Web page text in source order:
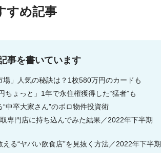
すめ記事
事を書いています
」人気の秘訣は？1枚580万円のカードも
ょっと」1年で永住権獲得した“猛者”も
中卒大家さん”のボロ物件投資術
専門店に持ち込んでみた結果／2022年下半期
る“ヤバい飲食店”を見抜く方法／2022年下半期